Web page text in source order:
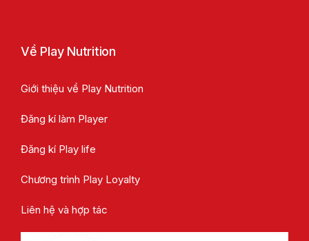
Về Play Nutrition
Giới thiệu về Play Nutrition
Đăng kí làm Player
Đăng kí Play life
Chương trình Play Loyalty
Liên hệ và hợp tác